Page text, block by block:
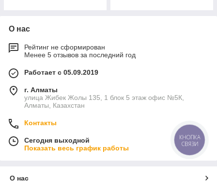
О нас
Рейтинг не сформирован
Менее 5 отзывов за последний год
Работает с 05.09.2019
г. Алматы
улица Жибек Жолы 135, 1 блок 5 этаж офис №5К,
Алматы, Казахстан
Контакты
Сегодня выходной
Показать весь график работы
О нас
КНОПКА
СВЯЗИ